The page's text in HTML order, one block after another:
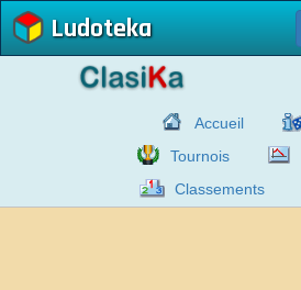
Ludoteka
Accueil
Tournois
Classements